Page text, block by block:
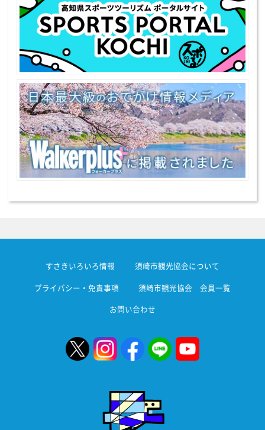
すさきいろいろ情報 須崎市観光協会について
プライバシー・免責事項 須崎市観光協会 会員一覧
お問い合わせ